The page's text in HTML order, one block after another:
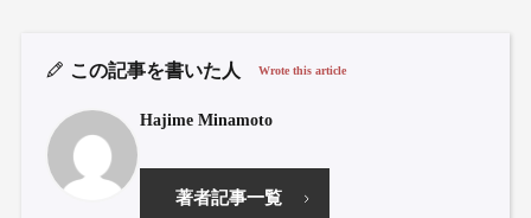
この記事を書いた人 Wrote this article
Hajime Minamoto
著者記事一覧